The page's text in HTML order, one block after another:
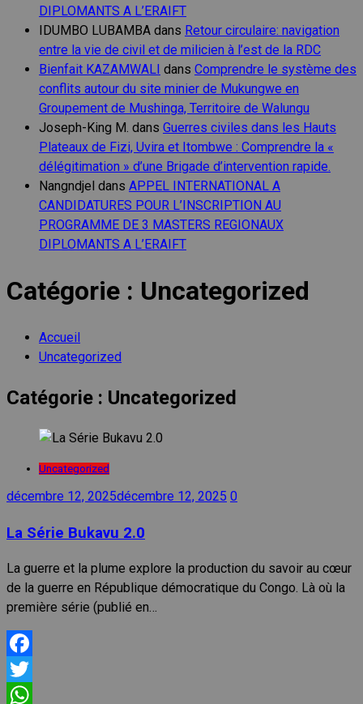
DIPLOMANTS A L’ERAIFT
IDUMBO LUBAMBA dans Retour circulaire: navigation
entre la vie de civil et de milicien à l’est de la RDC
Bienfait KAZAMWALI dans Comprendre le système des
conflits autour du site minier de Mukungwe en
Groupement de Mushinga, Territoire de Walungu
Joseph-King M. dans Guerres civiles dans les Hauts
Plateaux de Fizi, Uvira et Itombwe : Comprendre la «
délégitimation » d’une Brigade d’intervention rapide.
Nangndjel dans APPEL INTERNATIONAL A
CANDIDATURES POUR L’INSCRIPTION AU
PROGRAMME DE 3 MASTERS REGIONAUX
DIPLOMANTS A L’ERAIFT
Catégorie : Uncategorized
Accueil
Uncategorized
Catégorie : Uncategorized
Uncategorized
décembre 12, 2025décembre 12, 2025 0
La Série Bukavu 2.0
La guerre et la plume explore la production du savoir au cœur
de la guerre en République démocratique du Congo. Là où la
première série (publié en…
Facebook
Twitter